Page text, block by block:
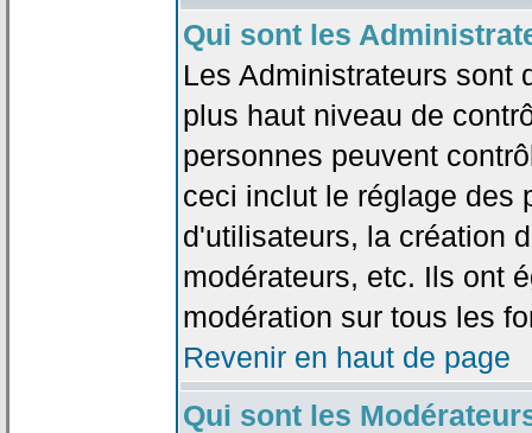
Qui sont les
Les Administrateurs sont
plus haut niveau de
personnes peuvent
ceci inclut le réglage des
d'utilisateurs, la création
modérateurs, etc. Ils ont
modération sur tous les
Revenir en haut de page
Qui sont les